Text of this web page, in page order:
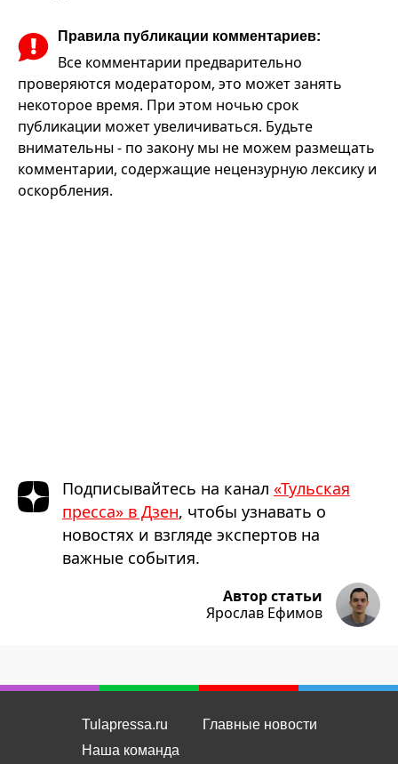
Правила публикации комментариев:
Все комментарии предварительно
проверяются модератором, это может занять
некоторое время. При этом ночью срок
публикации может увеличиваться. Будьте
внимательны - по закону мы не можем размещать
комментарии, содержащие нецензурную лексику и
оскорбления.
Подписывайтесь на канал «Тульская
пресса» в Дзен, чтобы узнавать о
новостях и взгляде экспертов на
важные события.
Автор статьи
Ярослав Ефимов
Tulapressa.ru
Наша команда
Главные новости